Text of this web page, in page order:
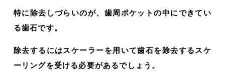
特に除去しづらいのが、歯周ポケットの中にできてい
る歯石です。
除去するにはスケーラーを用いて歯石を除去するスケ
ーリングを受ける必要があるでしょう。